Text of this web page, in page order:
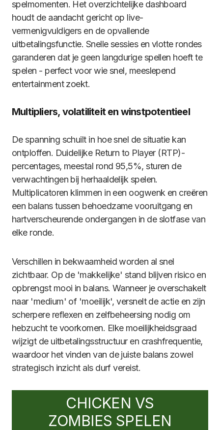
spelmomenten. Het overzichtelijke dashboard
houdt de aandacht gericht op live-
vermenigvuldigers en de opvallende
uitbetalingsfunctie. Snelle sessies en vlotte rondes
garanderen dat je geen langdurige spellen hoeft te
spelen - perfect voor wie snel, meeslepend
entertainment zoekt.
Multipliers, volatiliteit en winstpotentieel
De spanning schuilt in hoe snel de situatie kan
ontploffen. Duidelijke Return to Player (RTP)-
percentages, meestal rond 95,5%, sturen de
verwachtingen bij herhaaldelijk spelen.
Multiplicatoren klimmen in een oogwenk en creëren
een balans tussen behoedzame vooruitgang en
hartverscheurende ondergangen in de slotfase van
elke ronde.
Verschillen in bekwaamheid worden al snel
zichtbaar. Op de 'makkelijke' stand blijven risico en
opbrengst mooi in balans. Wanneer je overschakelt
naar 'medium' of 'moeilijk', versnelt de actie en zijn
scherpere reflexen en zelfbeheersing nodig om
hebzucht te voorkomen. Elke moeilijkheidsgraad
wijzigt de uitbetalingsstructuur en crashfrequentie,
waardoor het vinden van de juiste balans zowel
strategisch inzicht als durf vereist.
CHICKEN VS
ZOMBIES SPELEN